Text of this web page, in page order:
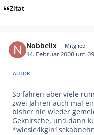
Zitat
Nobbelix Mitglied
14. Februar 2008 um
AUTOR
So fahren aber viele
zwei Jahren auch mal
bisher nie wieder
Geknirsche, und dann